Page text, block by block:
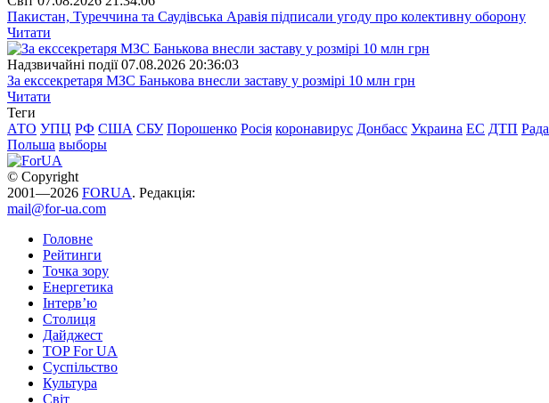
Пакистан, Туреччина та Саудівська Аравія підписали угоду про колективну оборону
Читати
Надзвичайні події 07.08.2026 20:36:03
За екссекретаря МЗС Банькова внесли заставу у розмірі 10 млн грн
Читати
Теги
АТО УПЦ РФ США СБУ Порошенко Росія коронавирус Донбасс Украина ЕС ДТП Рада
Польша выборы
© Copyright
2001—2026 FORUA. Редакція:
mail@for-ua.com
Головне
Рейтинги
Точка зору
Енергетика
Інтерв’ю
Столиця
Дайджест
TOP For UA
Суспiльство
Культура
Світ